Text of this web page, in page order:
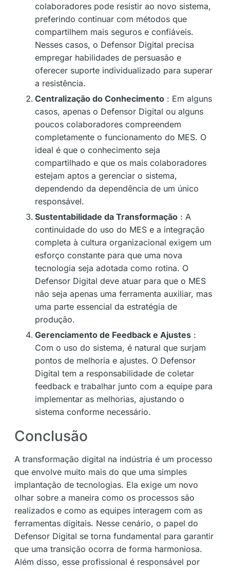
colaboradores pode resistir ao novo sistema,
preferindo continuar com métodos que
compartilhem mais seguros e confiáveis.
Nesses casos, o Defensor Digital precisa
empregar habilidades de persuasão e
oferecer suporte individualizado para superar
a resistência.
Centralização do Conhecimento : Em alguns
casos, apenas o Defensor Digital ou alguns
poucos colaboradores compreendem
completamente o funcionamento do MES. O
ideal é que o conhecimento seja
compartilhado e que os mais colaboradores
estejam aptos a gerenciar o sistema,
dependendo da dependência de um único
responsável.
Sustentabilidade da Transformação : A
continuidade do uso do MES e a integração
completa à cultura organizacional exigem um
esforço constante para que uma nova
tecnologia seja adotada como rotina. O
Defensor Digital deve atuar para que o MES
não seja apenas uma ferramenta auxiliar, mas
uma parte essencial da estratégia de
produção.
Gerenciamento de Feedback e Ajustes :
Com o uso do sistema, é natural que surjam
pontos de melhoria e ajustes. O Defensor
Digital tem a responsabilidade de coletar
feedback e trabalhar junto com a equipe para
implementar as melhorias, ajustando o
sistema conforme necessário.
Conclusão
A transformação digital na indústria é um processo
que envolve muito mais do que uma simples
implantação de tecnologias. Ela exige um novo
olhar sobre a maneira como os processos são
realizados e como as equipes interagem com as
ferramentas digitais. Nesse cenário, o papel do
Defensor Digital se torna fundamental para garantir
que uma transição ocorra de forma harmoniosa.
Além disso, esse profissional é responsável por